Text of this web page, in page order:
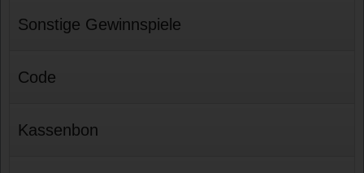
Sonstige Gewinnspiele
Code
Kassenbon